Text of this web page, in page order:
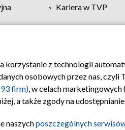
Kariera w TVP
prywatności Moje zgody
z technologii
osobowych przez nas, czyli
firm), w celach
a także zgody na
naszychposzczególnych